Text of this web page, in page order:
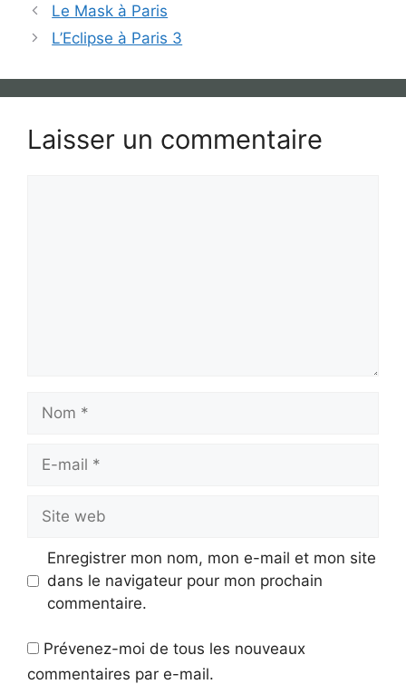
Le Mask à Paris
L’Eclipse à Paris 3
Laisser un commentaire
mail
web
Enregistrer mon nom, mon e-mail et mon site
dans le navigateur pour mon prochain
commentaire.
Prévenez-moi de tous les nouveaux
commentaires par e-mail.